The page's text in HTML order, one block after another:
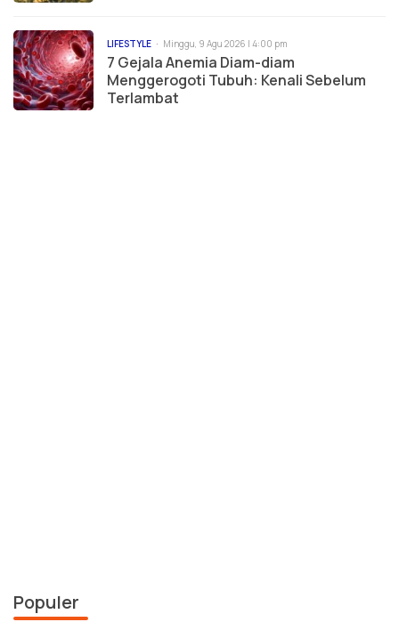
LIFESTYLE Minggu, 9 Agu 2026 | 4:00 pm
7 Gejala Anemia Diam-diam
Menggerogoti Tubuh: Kenali Sebelum
Terlambat
Populer